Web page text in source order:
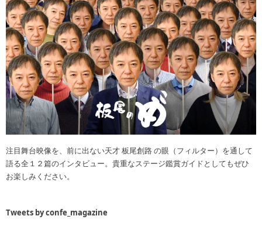
注目舞台映像を、前に出ない天才 板尾創路 の眼（フィルター）を通して
語る全１２篇のインタビュー。貴重なステージ鑑賞ガイドとしてもぜひ
お楽しみください。
Tweets by confe_magazine